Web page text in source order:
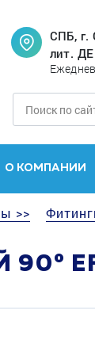
СПБ, г.
лит. ДЕ
О КОМПАНИИ
>>